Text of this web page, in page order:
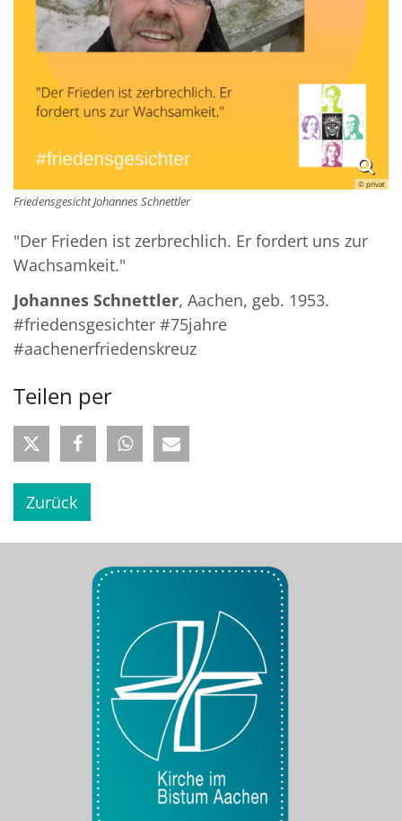
© privat
Friedensgesicht Johannes Schnettler
"Der Frieden ist zerbrechlich. Er fordert uns zur
Wachsamkeit."
Johannes Schnettler, Aachen, geb. 1953.
#friedensgesichter #75jahre
#aachenerfriedenskreuz
Teilen per
Zurück